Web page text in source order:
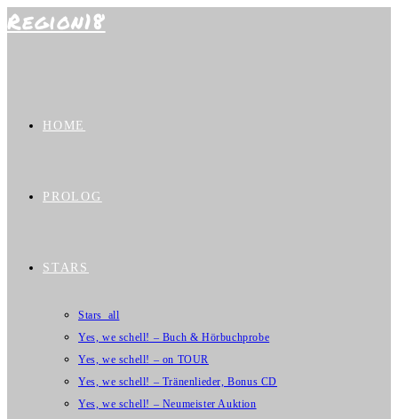
Zum
Region18
HOME
PROLOG
STARS
Stars_all
Yes, we schell! – Buch & Hörbuchprobe
Yes, we schell! – on TOUR
Yes, we schell! – Tränenlieder, Bonus CD
Yes, we schell! – Neumeister Auktion